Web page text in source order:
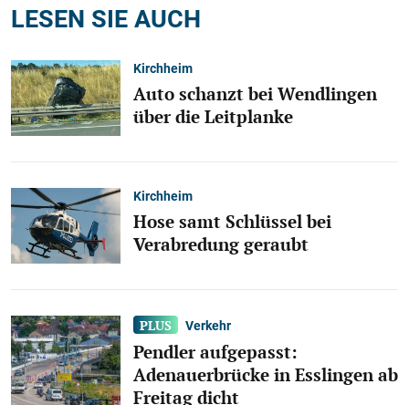
LESEN SIE AUCH
Kirchheim
Auto schanzt bei Wendlingen
über die Leitplanke
Kirchheim
Hose samt Schlüssel bei
Verabredung geraubt
Verkehr
Pendler aufgepasst:
Adenauerbrücke in Esslingen ab
Freitag dicht